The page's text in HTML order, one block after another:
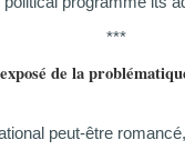
***
de la
peut-être